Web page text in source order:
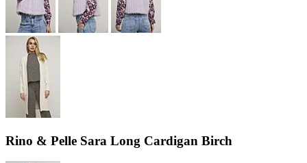
Rino & Pelle Sara Long Cardigan Birch